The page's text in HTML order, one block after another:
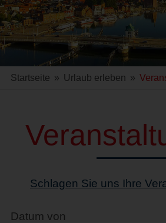
Startseite » Urlaub erleben »
Schlagen Sie uns Ihre
Datum von